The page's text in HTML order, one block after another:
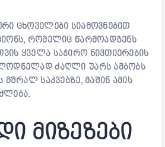
ცხოველები სიამოვნებით
რომელიც წარმოადგენს
ყველა საჭირო ნივთიერების
ძაღლი უარს ამბობს
მშრალ საკვებზე, მაშინ ამის
მიზეზები